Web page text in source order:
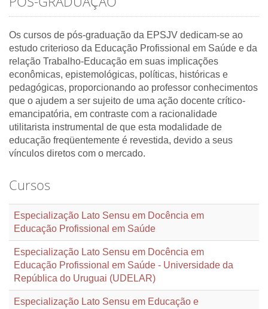
Os cursos de pós-graduação da EPSJV dedicam-se ao
estudo criterioso da Educação Profissional em Saúde e da
relação Trabalho-Educação em suas implicações
econômicas, epistemológicas, políticas, históricas e
pedagógicas, proporcionando ao professor conhecimentos
que o ajudem a ser sujeito de uma ação docente crítico-
emancipatória, em contraste com a racionalidade
utilitarista instrumental de que esta modalidade de
educação freqüentemente é revestida, devido a seus
vínculos diretos com o mercado.
Cursos
Especialização Lato Sensu em Docência em
Educação Profissional em Saúde
Especialização Lato Sensu em Docência em
Educação Profissional em Saúde - Universidade da
República do Uruguai (UDELAR)
Especialização Lato Sensu em Educação e